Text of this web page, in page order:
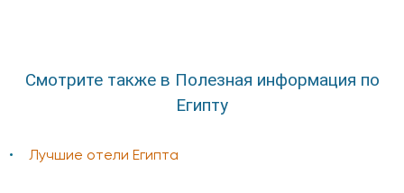
Смотрите также в Полезная информация по
Египту
Лучшие отели Египта